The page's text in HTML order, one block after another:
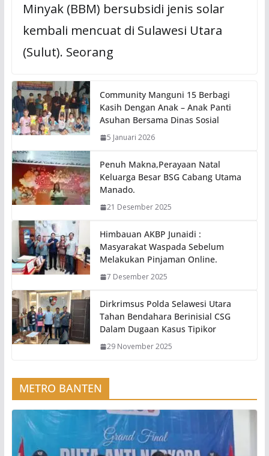
Minyak (BBM) bersubsidi jenis solar
kembali mencuat di Sulawesi Utara
(Sulut). Seorang
Community Manguni 15 Berbagi
Kasih Dengan Anak – Anak Panti
Asuhan Bersama Dinas Sosial
5 Januari 2026
Penuh Makna,Perayaan Natal
Keluarga Besar BSG Cabang Utama
Manado.
21 Desember 2025
Himbauan AKBP Junaidi :
Masyarakat Waspada Sebelum
Melakukan Pinjaman Online.
7 Desember 2025
Dirkrimsus Polda Selawesi Utara
Tahan Bendahara Berinisial CSG
Dalam Dugaan Kasus Tipikor
29 November 2025
METRO BANTEN